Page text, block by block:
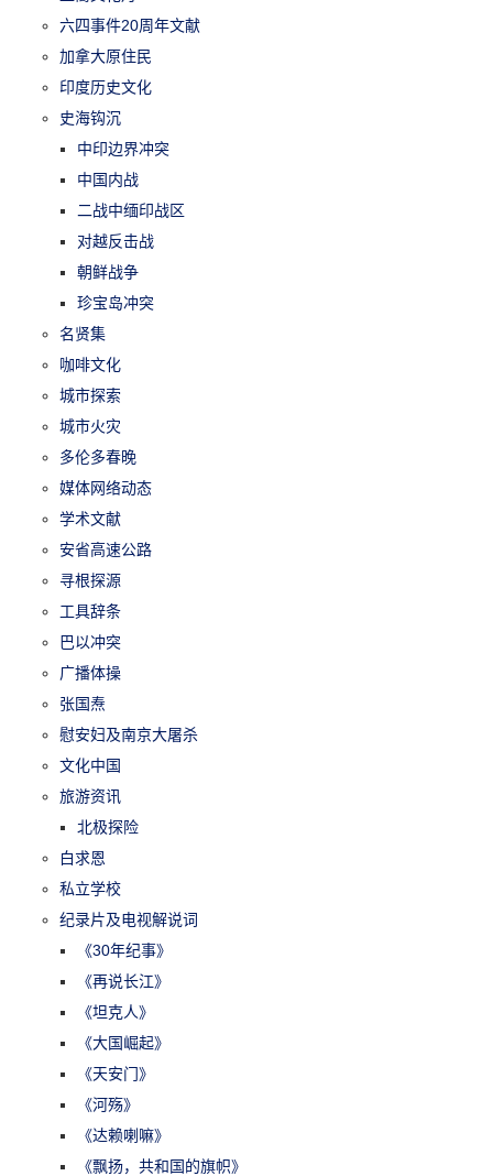
六四事件20周年文献
加拿大原住民
印度历史文化
史海钩沉
中印边界冲突
中国内战
二战中缅印战区
对越反击战
朝鲜战争
珍宝岛冲突
名贤集
咖啡文化
城市探索
城市火灾
多伦多春晚
媒体网络动态
学术文献
安省高速公路
寻根探源
工具辞条
巴以冲突
广播体操
张国焘
慰安妇及南京大屠杀
文化中国
旅游资讯
北极探险
白求恩
私立学校
纪录片及电视解说词
《30年纪事》
《再说长江》
《坦克人》
《大国崛起》
《天安门》
《河殇》
《达赖喇嘛》
《飘扬，共和国的旗帜》